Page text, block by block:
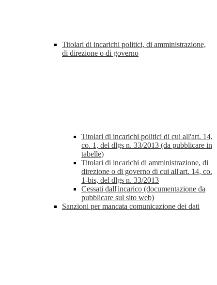
Titolari di incarichi politici, di amministrazione,
di direzione o di governo
Titolari di incarichi politici di cui all'art. 14,
co. 1, del dlgs n. 33/2013 (da pubblicare in
tabelle)
Titolari di incarichi di amministrazione, di
direzione o di governo di cui all'art. 14, co.
1-bis, del dlgs n. 33/2013
Cessati dall'incarico (documentazione da
pubblicare sul sito web)
Sanzioni per mancata comunicazione dei dati